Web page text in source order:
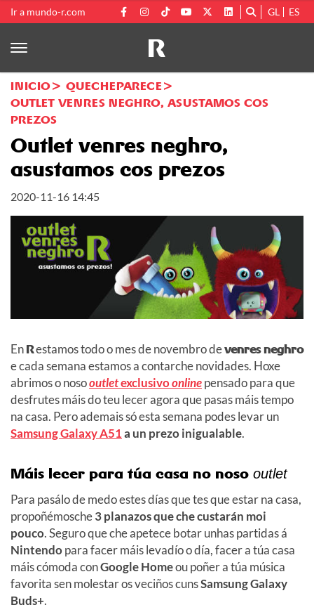
Ir a mundo-r.com GL ES
INICIO
QUECHEPARECE
OUTLET VENRES NEGHRO, ASUSTAMOS COS
PREZOS
Outlet venres neghro,
asustamos cos prezos
2020-11-16 14:45
EnRestamos todo o mes de novembro devenres neghro
e cada semana estamos a contarche novidades. Hoxe
abrimos o nosooutletexclusivoonlinepensado para que
desfrutes máis do teu lecer agora que pasas máis tempo
na casa. Pero ademais só esta semana podes levar un
Samsung Galaxy A51a un prezo inigualable.
Máis lecer para túa casa no noso outlet
Para pasálo de medo estes días que tes que estar na casa,
propoñémosche3 planazos que che custarán moi
pouco. Seguro que che apetece botar unhas partidas á
Nintendo para facer máis levadío o día, facer a túa casa
máis cómoda conGoogle Homeou poñer a túa música
favorita sen molestar os veciños cunsSamsung Galaxy
Buds+.